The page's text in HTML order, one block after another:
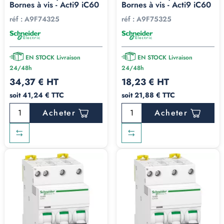
Bornes à vis - Acti9 iC60
réf : A9F74325
EN STOCK Livraison
24/48h
34,37 € HT
soit 41,24 € TTC
Acheter
Bornes à vis - Acti9 iC60
réf : A9F75325
EN STOCK Livraison
24/48h
18,23 € HT
soit 21,88 € TTC
Acheter